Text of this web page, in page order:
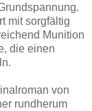
mit sorgfältig
Munition
die einen
von
rundherum